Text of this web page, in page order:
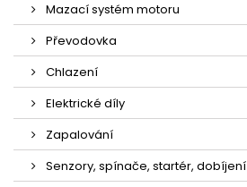
Mazací systém motoru
Převodovka
Chlazení
Elektrické díly
Zapalování
Senzory, spínače, startér, dobíjení